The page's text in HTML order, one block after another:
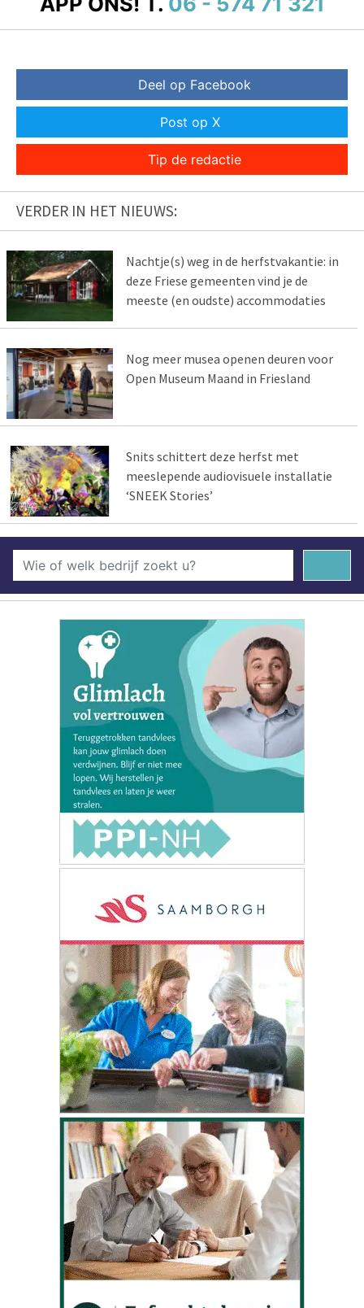
Deel op Facebook
Post op X
Tip de redactie
VERDER IN HET NIEUWS:
Nachtje(s) weg in de herfstvakantie: in
deze Friese gemeenten vind je de
meeste (en oudste) accommodaties
Nog meer musea openen deuren voor
Open Museum Maand in Friesland
Snits schittert deze herfst met
meeslepende audiovisuele installatie
‘SNEEK Stories’